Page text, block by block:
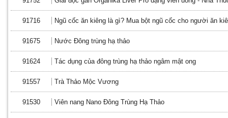
91716 Ngũ cốc ăn kiêng là gì? Mua bột ngũ cốc cho người ăn
91675 Nước Đông trùng hạ thảo
91624 Tác dụng của đông trùng hạ thảo ngâm mật ong
91557 Trà Thảo Mộc Vương
91530 Viên nang Nano Đông Trùng Hạ Thảo